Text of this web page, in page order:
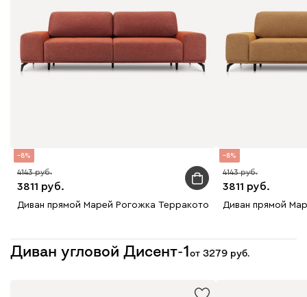
8
3811
4143
Диван прямой Марей Рогожка Терракотовый
8
3811
4143
Диван прямой
Диван угловой Дисент-1 от 3279